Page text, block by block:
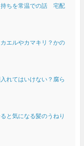
持ちを常温での話 宅配
エルやカマキリ？かの
れてはいけない？腐ら
と気になる髪のうねり